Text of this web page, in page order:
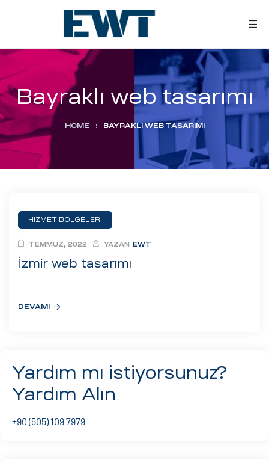
Bayraklı web tasarımı
HOME : BAYRAKLI WEB TASARIMI
HİZMET BÖLGELERİ
İzmir web tasarımı
TEMMUZ, 2022 YAZAN EWT
DEVAMI
Yardım mı istiyorsunuz?
Yardım Alın
+90 (505) 109 7979